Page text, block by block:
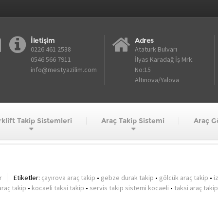
İletişim
0226 461 2538
0546 566 7911
info@mestyazilim.com
Adres
Atatürk Bulvarı
İlyas Karadağ İş Mrk.
No:15
Altınova/Yalova
Takip Sistemleri Araç Takip Sistemi Araç
karamürsel araç takip
Etiketler: çayırova araç takip • gebze durak takip • gölcük araç takip •
takip • kocaeli taksi takip • servis takip sistemi kocaeli • taksi araç takip